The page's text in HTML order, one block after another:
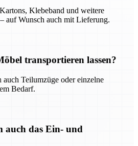
Klebeband und weitere
auf Wunsch auch mit Lieferung.
transportieren lassen?
Teilumzüge oder einzelne
Bedarf.
auch das Ein- und